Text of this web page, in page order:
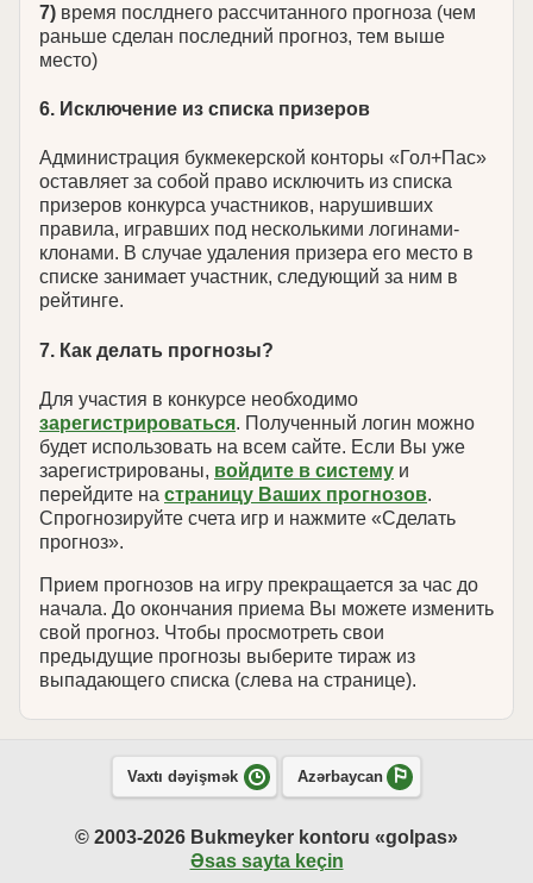
7) время послднего рассчитанного прогноза (чем
раньше сделан последний прогноз, тем выше
место)
6. Исключение из списка призеров
Администрация букмекерской конторы «Гол+Пас»
оставляет за собой право исключить из списка
призеров конкурса участников, нарушивших
правила, игравших под несколькими логинами-
клонами. В случае удаления призера его место в
списке занимает участник, следующий за ним в
рейтинге.
7. Как делать прогнозы?
Для участия в конкурсе необходимо
зарегистрироваться. Полученный логин можно
будет использовать на всем сайте. Если Вы уже
зарегистрированы, войдите в систему и
перейдите на страницу Ваших прогнозов.
Спрогнозируйте счета игр и нажмите «Сделать
прогноз».
Прием прогнозов на игру прекращается за час до
начала. До окончания приема Вы можете изменить
свой прогноз. Чтобы просмотреть свои
предыдущие прогнозы выберите тираж из
выпадающего списка (слева на странице).
Vaxtı dəyişmək Azərbaycan
© 2003-2026 Bukmeyker kontoru «golpas»
Əsas sayta keçin